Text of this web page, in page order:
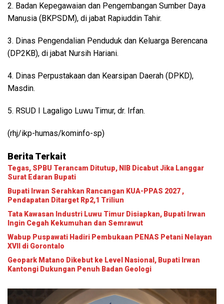
2. Badan Kepegawaian dan Pengembangan Sumber Daya
Manusia (BKPSDM), di jabat Rapiuddin Tahir.
3. Dinas Pengendalian Penduduk dan Keluarga Berencana
(DP2KB), di jabat Nursih Hariani.
4. Dinas Perpustakaan dan Kearsipan Daerah (DPKD),
Masdin.
5. RSUD I Lagaligo Luwu Timur, dr. Irfan.
(rhj/ikp-humas/kominfo-sp)
Berita Terkait
Tegas, SPBU Terancam Ditutup, NIB Dicabut Jika Langgar
Surat Edaran Bupati
Bupati Irwan Serahkan Rancangan KUA-PPAS 2027 ,
Pendapatan Ditarget Rp2,1 Triliun
Tata Kawasan Industri Luwu Timur Disiapkan, Bupati Irwan
Ingin Cegah Kekumuhan dan Semrawut
Wabup Puspawati Hadiri Pembukaan PENAS Petani Nelayan
XVII di Gorontalo
Geopark Matano Dikebut ke Level Nasional, Bupati Irwan
Kantongi Dukungan Penuh Badan Geologi